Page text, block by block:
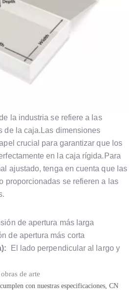
la industria se refiere a las
de la caja.Las dimensiones
crucial para garantizar que los
en la caja rígida.Para
ajustado, tenga en cuenta que las
proporcionadas se refieren a las
de apertura más larga
de apertura más corta
El lado perpendicular al largo y
de arte
con nuestras especificaciones, CN